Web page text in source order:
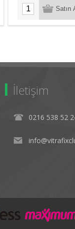
İletişim
0216 538 52